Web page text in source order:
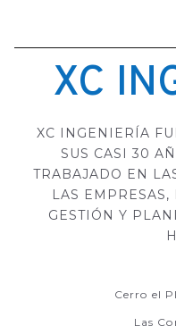
XC
XC INGENIERÍA
SUS CASI 30
TRABAJADO EN
LAS
GESTIÓN Y
Cerro el
Las